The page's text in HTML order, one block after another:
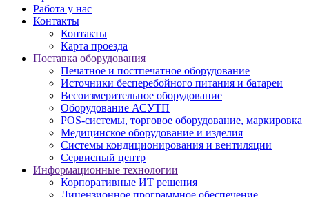
Работа у нас
Контакты
Контакты
Карта проезда
Поставка оборудования
Печатное и постпечатное оборудование
Источники бесперебойного питания и батареи
Весоизмерительное оборудование
Оборудование АСУТП
POS-системы, торговое оборудование, маркировка
Медицинское оборудование и изделия
Системы кондиционирования и вентиляции
Сервисный центр
Информационные технологии
Корпоративные ИТ решения
Лицензионное программное обеспечение